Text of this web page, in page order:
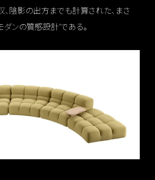
、陰影の出方までも計算された、まさ
ダンの質感設計”である。